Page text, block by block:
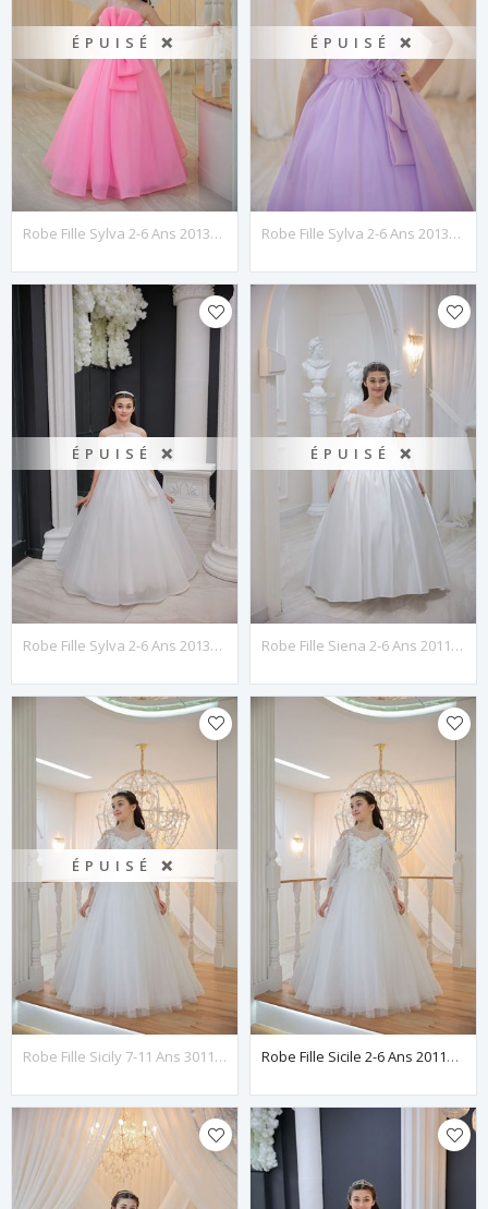
ÉPUISÉ ❌
Robe Fille Sylva 2-6 Ans 20134 Rose
ÉPUISÉ ❌
Robe Fille Sylva 2-6 Ans 20134 Lilas
ÉPUISÉ ❌
Robe Fille Sylva 2-6 Ans 20134 Blanc Cassé
ÉPUISÉ ❌
Robe Fille Siena 2-6 Ans 20114 Blanc Cassé
ÉPUISÉ ❌
Robe Fille Sicily 7-11 Ans 30115 Blanc Cassé Robe Fille Sicile 2-6 Ans 20115 Blanc Cassé